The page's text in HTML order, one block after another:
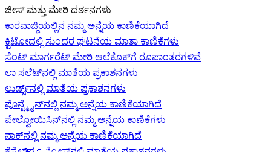
ಜೀಸ್‌ ಮತ್ತು ಮೇರಿ ದರ್ಶನಗಳು
ಕಾರವಾಜ್ಜಿಯಲ್ಲಿನ ನಮ್ಮ ಅನ್ನೆಯ ಕಾಣಿಕೆಯಾಗಿದೆ
ಕ್ವಿಟೋದಲ್ಲಿ ಸುಂದರ ಘಟನೆಯ ಮಾತಾ ಕಾಣಿಕೆಗಳು
ಸೆಂಟ್ ಮಾರ್ಗರೆಟ್ ಮೇರಿ ಆಲೆಕೊಕ್‌ಗೆ ರೂಪಾಂತರಗಳಿವೆ
ಲಾ ಸಲೆಟ್‌ನಲ್ಲಿ ಮಾತೆಯ ಪ್ರಕಾಶನಗಳು
ಲುರ್ಡ್ಸ್‌ನಲ್ಲಿ ಮಾತೆಯ ಪ್ರಕಾಶನಗಳು
ಪೊನ್ಟ್ಮೈನ್‌ನಲ್ಲಿ ನಮ್ಮ ಅನ್ನೆಯ ಕಾಣಿಕೆಯಾಗಿದೆ
ಪೇಲ್ವೋಯಿಸಿನ್‌ನಲ್ಲಿ ನಮ್ಮ ಅನ್ನೆಯ ಕಾಣಿಕೆಗಳು
ನಾಕ್‌ನಲ್ಲಿ ನಮ್ಮ ಅನ್ನೆಯ ಕಾಣಿಕೆಯಾಗಿದೆ